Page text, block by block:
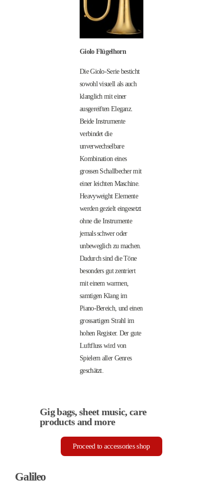
Giolo Flügelhorn
Die Giolo-Serie besticht
sowohl visuell als auch
klanglich mit einer
ausgereiften Eleganz.
Beide Instrumente
verbindet die
unverwechselbare
Kombination eines
grossen Schallbecher mit
einer leichten Maschine.
Heavyweight Elemente
werden gezielt eingesetzt
ohne die Instrumente
jemals schwer oder
unbeweglich zu machen.
Dadurch sind die Töne
besonders gut zentriert
mit einem warmen,
samtigen Klang im
Piano-Bereich, und einen
grossartigen Strahl im
hohen Register. Der gute
Luftfluss wird von
Spielern aller Genres
geschätzt.
Gig bags, sheet music, care
products and more
Proceed to accessories shop
Galileo